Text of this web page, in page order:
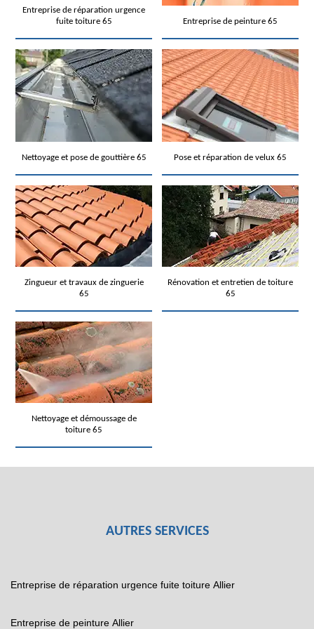
Entreprise de réparation urgence
fuite toiture 65
Entreprise de peinture 65
Nettoyage et pose de gouttière 65 Pose et réparation de velux 65
Zingueur et travaux de zinguerie
65
Rénovation et entretien de toiture
65
Nettoyage et démoussage de
toiture 65
AUTRES SERVICES
Entreprise de réparation urgence fuite toiture Allier
Entreprise de peinture Allier